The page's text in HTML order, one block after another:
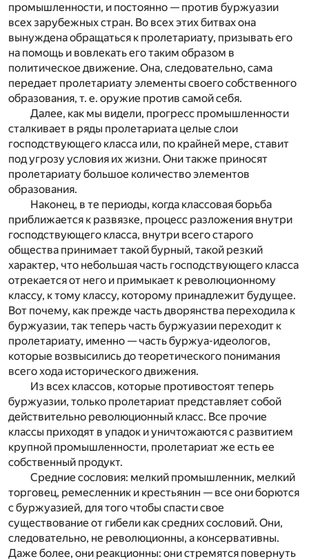
промышленности, и постоянно — против буржуазии
всех зарубежных стран. Во всех этих битвах она
вынуждена обращаться к пролетариату, призывать его
на помощь и вовлекать его таким образом в
политическое движение. Она, следовательно, сама
передает пролетариату элементы своего собственного
образования, т. е. оружие против самой себя.
Далее, как мы видели, прогресс промышленности
сталкивает в ряды пролетариата целые слои
господствующего класса или, по крайней мере, ставит
под угрозу условия их жизни. Они также приносят
пролетариату большое количество элементов
образования.
Наконец, в те периоды, когда классовая борьба
приближается к развязке, процесс разложения внутри
господствующего класса, внутри всего старого
общества принимает такой бурный, такой резкий
характер, что небольшая часть господствующего класса
отрекается от него и примыкает к революционному
классу, к тому классу, которому принадлежит будущее.
Вот почему, как прежде часть дворянства переходила к
буржуазии, так теперь часть буржуазии переходит к
пролетариату, именно — часть буржуа-идеологов,
которые возвысились до теоретического понимания
всего хода исторического движения.
Из всех классов, которые противостоят теперь
буржуазии, только пролетариат представляет собой
действительно революционный класс. Все прочие
классы приходят в упадок и уничтожаются с развитием
крупной промышленности, пролетариат же есть ее
собственный продукт.
Средние сословия: мелкий промышленник, мелкий
торговец, ремесленник и крестьянин — все они борются
с буржуазией, для того чтобы спасти свое
существование от гибели как средних сословий. Они,
следовательно, не революционны, а консервативны.
Даже более, они реакционны: они стремятся повернуть